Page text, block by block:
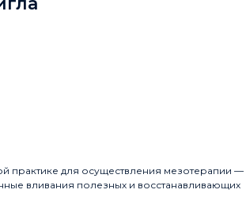
практике для осуществления мезотерапии —
вливания полезных и восстанавливающих